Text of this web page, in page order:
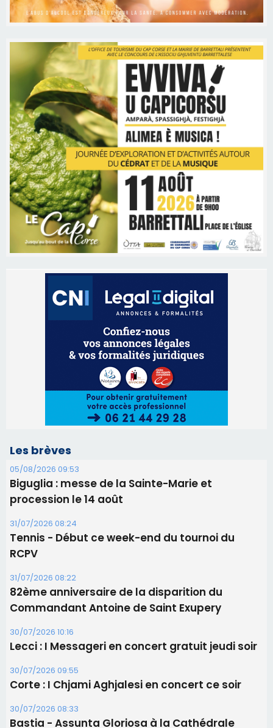
Biguglia : messe de la Sainte-Marie et
procession le 14 août
31/07/2026 08:24
Tennis - Début ce week-end du tournoi du
RCPV
31/07/2026 08:22
82ème anniversaire de la disparition du
Commandant Antoine de Saint Exupery
30/07/2026 10:16
Lecci : I Messageri en concert gratuit jeudi soir
30/07/2026 09:55
Corte : I Chjami Aghjalesi en concert ce soir
30/07/2026 08:33
Bastia - Assunta Gloriosa à la Cathédrale
Sainte-Marie